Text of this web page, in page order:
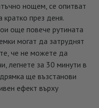
нощем, се опитват
кратко през деня.
още повече рутината
могат да затруднят
че не можете да
легнете за 30 минути в
ще възстанови
ефект върху